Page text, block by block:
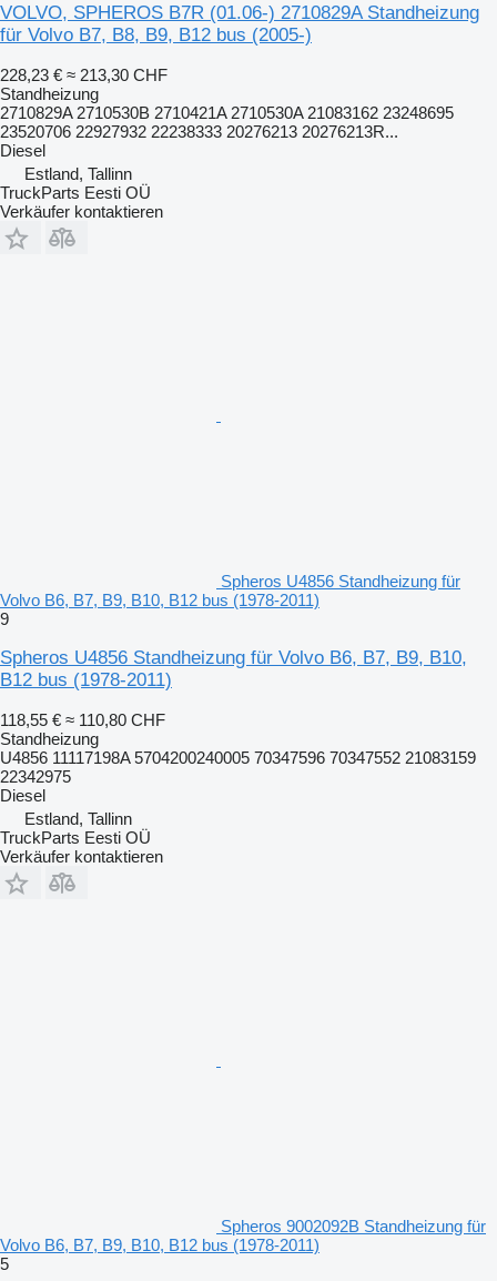
VOLVO, SPHEROS B7R (01.06-) 2710829A Standheizung
für Volvo B7, B8, B9, B12 bus (2005-)
228,23 € ≈ 213,30 CHF
Standheizung
2710829A 2710530B 2710421A 2710530A 21083162 23248695
23520706 22927932 22238333 20276213 20276213R...
Diesel
Estland, Tallinn
TruckParts Eesti OÜ
Verkäufer kontaktieren
Spheros U4856 Standheizung für
Volvo B6, B7, B9, B10, B12 bus (1978-2011)
9
Spheros U4856 Standheizung für Volvo B6, B7, B9, B10,
B12 bus (1978-2011)
118,55 € ≈ 110,80 CHF
Standheizung
U4856 11117198A 5704200240005 70347596 70347552 21083159
22342975
Diesel
Estland, Tallinn
TruckParts Eesti OÜ
Verkäufer kontaktieren
Spheros 9002092B Standheizung für
Volvo B6, B7, B9, B10, B12 bus (1978-2011)
5